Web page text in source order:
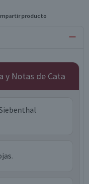
producto
y Notas de Cata